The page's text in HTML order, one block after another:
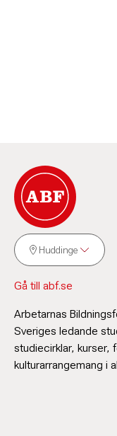
Huddinge
Gå till abf.se
Arbetarnas
Sveriges ledande
studiecirklar, kurser,
kulturarrangemang i